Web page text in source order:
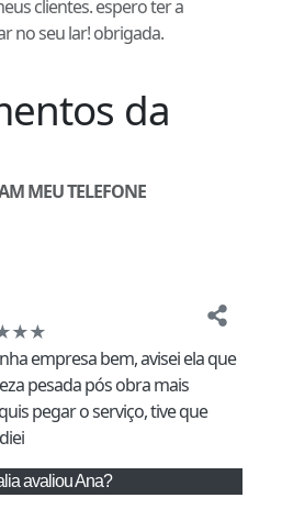
clientes. espero ter a
no seu lar! obrigada.
da
MEU TELEFONE
★★
empresa bem, avisei ela que
pesada pós obra mais
pegar o serviço, tive que
avaliouAna?